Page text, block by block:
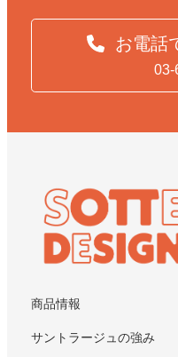
お電話
03-
商品情報
サントラージュの強み